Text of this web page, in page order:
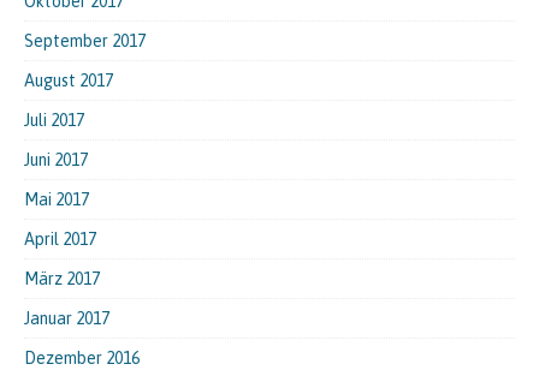
September 2017
August 2017
Juli 2017
Juni 2017
Mai 2017
April 2017
März 2017
Januar 2017
Dezember 2016